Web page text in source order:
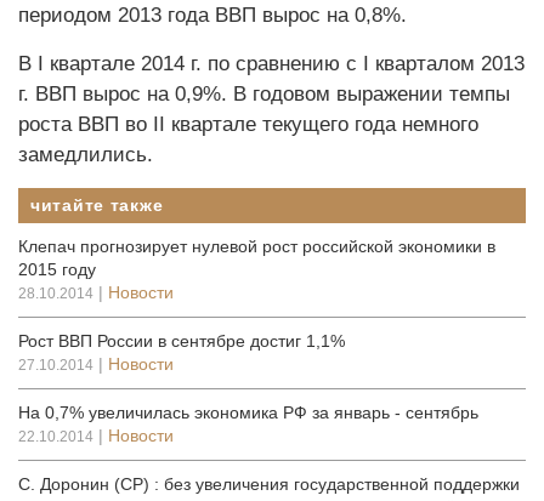
периодом 2013 года ВВП вырос на 0,8%.
В I квартале 2014 г. по сравнению с I кварталом 2013
г. ВВП вырос на 0,9%. В годовом выражении темпы
роста ВВП во II квартале текущего года немного
замедлились.
читайте также
Клепач прогнозирует нулевой рост российской экономики в
2015 году
28.10.2014 | Новости
Рост ВВП России в сентябре достиг 1,1%
27.10.2014 | Новости
На 0,7% увеличилась экономика РФ за январь - сентябрь
22.10.2014 | Новости
С. Доронин (СР) : без увеличения государственной поддержки